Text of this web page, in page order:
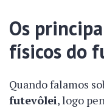
Os
físicos do
Quando falamos
futevôlei, logo